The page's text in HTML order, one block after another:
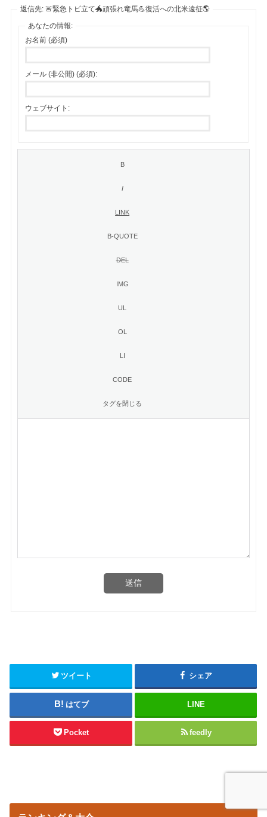
返信先: 🚨緊急トピ立て🐲頑張れ竜馬💪復活への北米遠征🌎
あなたの情報:
お名前 (必須)
メール (非公開) (必須):
ウェブサイト:
送信
ツイート シェア
はてブ LINE
Pocket feedly